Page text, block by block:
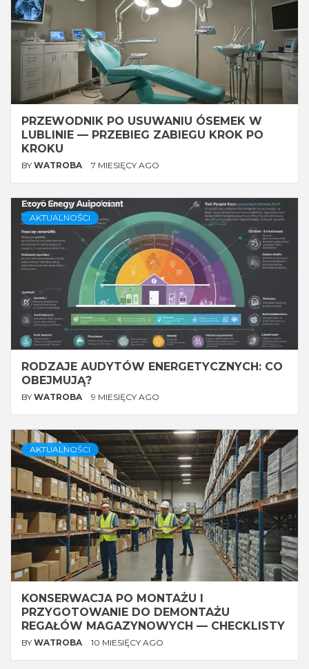
PRZEWODNIK PO USUWANIU ÓSEMEK W
LUBLINIE — PRZEBIEG ZABIEGU KROK PO
KROKU
BY WATROBA 7 MIESIĘCY AGO
AKTUALNOŚCI
RODZAJE AUDYTÓW ENERGETYCZNYCH: CO
OBEJMUJĄ?
BY WATROBA 9 MIESIĘCY AGO
AKTUALNOŚCI
KONSERWACJA PO MONTAŻU I
PRZYGOTOWANIE DO DEMONTAŻU
REGAŁÓW MAGAZYNOWYCH — CHECKLISTY
BY WATROBA 10 MIESIĘCY AGO